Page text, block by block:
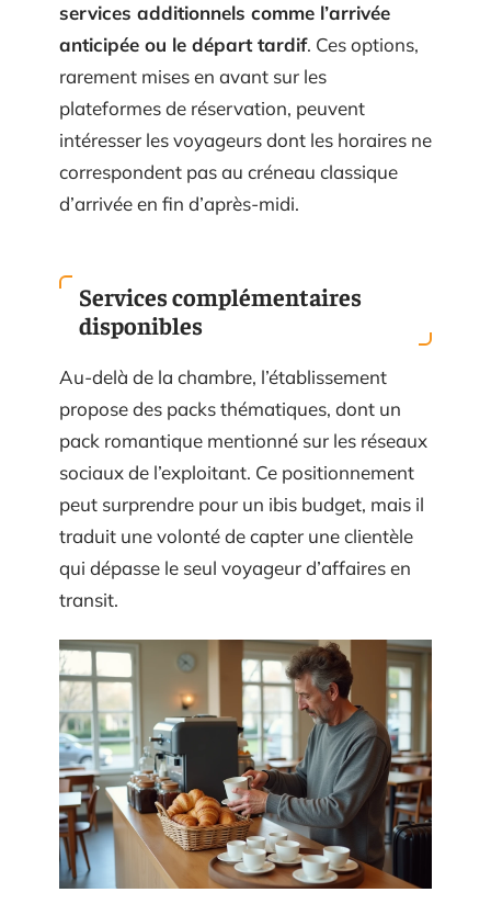
services additionnels comme l’arrivée
anticipée ou le départ tardif. Ces options,
rarement mises en avant sur les
plateformes de réservation, peuvent
intéresser les voyageurs dont les horaires ne
correspondent pas au créneau classique
d’arrivée en fin d’après-midi.
Services complémentaires
disponibles
Au-delà de la chambre, l’établissement
propose des packs thématiques, dont un
pack romantique mentionné sur les réseaux
sociaux de l’exploitant. Ce positionnement
peut surprendre pour un ibis budget, mais il
traduit une volonté de capter une clientèle
qui dépasse le seul voyageur d’affaires en
transit.